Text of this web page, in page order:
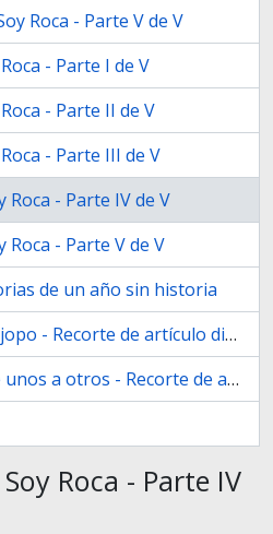
Roca - Parte V de V
- Parte I de V
- Parte II de V
- Parte III de V
Roca - Parte IV de V
Roca - Parte V de V
de un año sin historia
- Recorte de artículo diario Radar
de artículo suplemento Cultura diario La prensa
Roca - Parte IV